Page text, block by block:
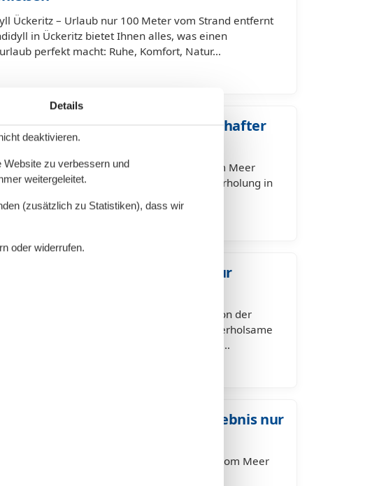
Ückeritz – Urlaub nur 100 Meter vom Strand entfernt
in Ückeritz bietet Ihnen alles, was einen
perfekt macht: Ruhe, Komfort, Natur…
am Strand – Urlaub in traumhafter
am Strand – Ihre Auszeit nur 100 Meter vom Meer
in Ückeritz am Strand ist der Inbegriff für Erholung in
Sie: „am Strand“ bedeutet,…
am Strand – Erholung nur
am Strand – Ihre Auszeit nur 100 Meter von der
in Trassenheide am Strand verspricht erholsame
Natur, mit feinsandigem Ostseestrand…
am Strand – Urlaubserlebnis nur
am Strand – Ihre Auszeit nur 100 Meter vom Meer
Details
deaktivieren.
Website zu verbessern und
weitergeleitet.
(zusätzlich zu Statistiken), dass wir
oder widerrufen.